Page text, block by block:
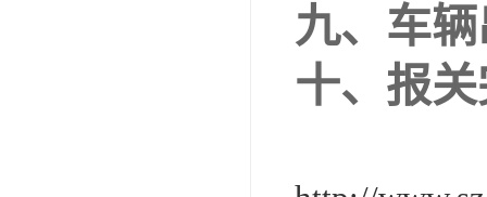
九、 车
十、 报